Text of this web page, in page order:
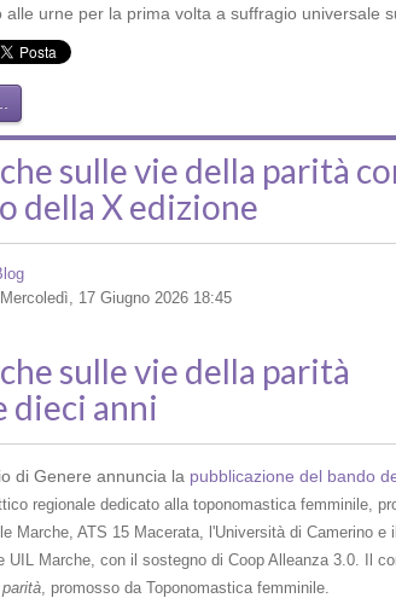
alle urne per la prima volta a suffragio universale
sulle vie della parità
della X edizione
17 Giugno 2026 18:45
sulle vie della parità
dieci anni
di Genere annuncia la pubblicazione del bando
regionale dedicato alla toponomastica femminile,
Marche, ATS 15 Macerata, l'Università di Camerino
UIL Marche, con il sostegno di Coop Alleanza 3.0. Il
, promosso da Toponomastica femminile.